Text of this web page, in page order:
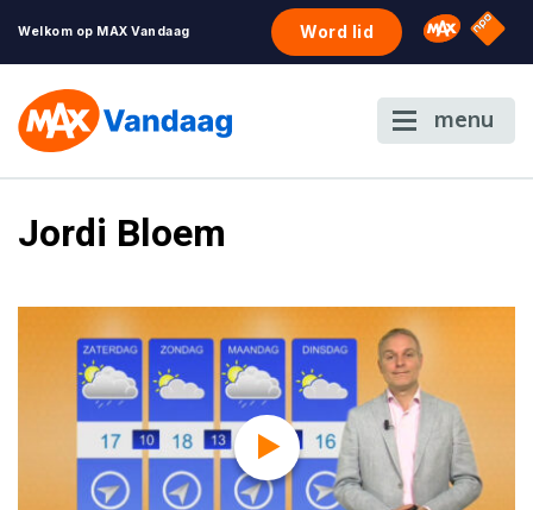
Welkom op MAX Vandaag Word lid Omroep
NPO
menu
Jordi Bloem